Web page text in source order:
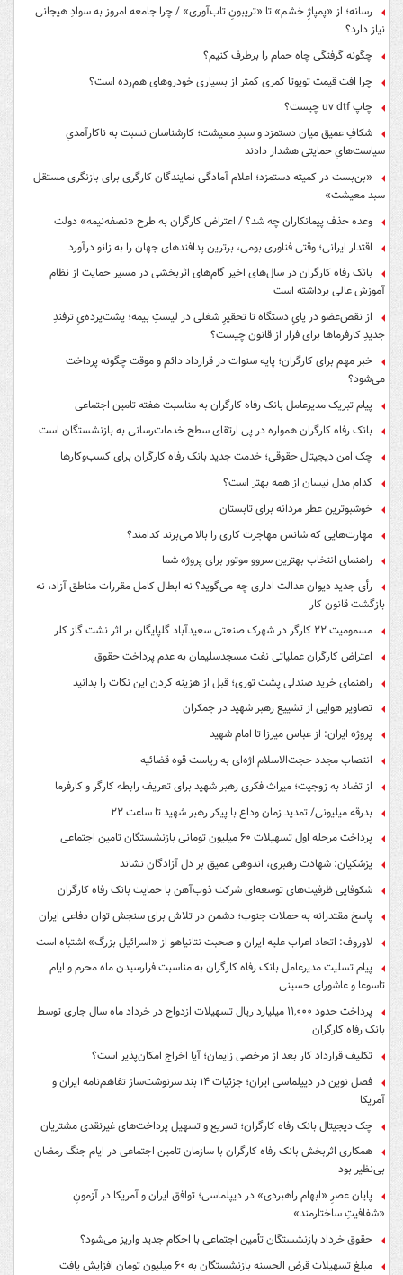
رسانه؛ از «پمپاژِ خشم» تا «تریبونِ تاب‌آوری» / چرا جامعه امروز به سوادِ هیجانی
نیاز دارد؟
چگونه گرفتگی چاه حمام را برطرف کنیم؟
چرا افت قیمت تویوتا کمری کمتر از بسیاری خودروهای هم‌رده است؟
چاپ uv dtf چیست؟
شکافِ عمیق میان دستمزد و سبدِ معیشت؛ کارشناسان نسبت به ناکارآمدیِ
سیاست‌هایِ حمایتی هشدار دادند
«بن‌بست در کمیته دستمزد؛ اعلام آمادگی نمایندگان کارگری برای بازنگری مستقل
سبد معیشت»
وعده حذف پیمانکاران چه شد؟ / اعتراض کارگران به طرح «نصفه‌نیمه» دولت
اقتدار ایرانی؛ وقتی فناوری بومی، برترین پدافندهای جهان را به زانو درآورد
بانک رفاه کارگران در سال‌های اخیر گام‌های اثربخشی در مسیر حمایت از نظام
آموزش عالی برداشته است
از نقص‌عضو در پایِ دستگاه تا تحقیرِ شغلی در لیستِ بیمه؛ پشت‌پرده‌یِ ترفندِ
جدیدِ کارفرماها برای فرار از قانون چیست؟
خبر مهم برای کارگران؛ پایه سنوات در قرارداد دائم و موقت چگونه پرداخت
می‌شود؟
پیام تبریک مدیرعامل بانک رفاه کارگران به مناسبت هفته تامین اجتماعی
بانک رفاه کارگران همواره در پی ارتقای سطح خدمات‌رسانی به بازنشستگان است
چک امن دیجیتال حقوقی؛ خدمت جدید بانک رفاه کارگران برای کسب‌وکارها
کدام مدل نیسان از همه بهتر است؟
خوشبوترین عطر مردانه برای تابستان
مهارت‌هایی که شانس مهاجرت کاری را بالا می‌برند کدامند؟
راهنمای انتخاب بهترین سروو موتور برای پروژه شما
رأی جدید دیوان عدالت اداری چه می‌گوید؟ نه ابطال کامل مقررات مناطق آزاد، نه
بازگشت قانون کار
مسمومیت ۲۲ کارگر در شهرک صنعتی سعیدآباد گلپایگان بر اثر نشت گاز کلر
اعتراض کارگران عملیاتی نفت مسجدسلیمان به عدم پرداخت حقوق
راهنمای خرید صندلی پشت توری؛ قبل از هزینه کردن این نکات را بدانید
تصاویر هوایی از تشییع رهبر شهید در جمکران
پروژه ایران: از عباس میرزا تا امام شهید
انتصاب مجدد حجت‌الاسلام اژه‌ای به ریاست قوه‌ قضائیه
از تضاد به زوجیت؛ میراث فکری رهبر شهید برای تعریف رابطه کارگر و کارفرما
بدرقه میلیونی/ تمدید زمان وداع با پیکر رهبر شهید تا ساعت ۲۲
پرداخت مرحله اول تسهیلات ۶۰ میلیون تومانی بازنشستگان تامین اجتماعی
پزشکیان: شهادت رهبری، اندوهی عمیق بر دل آزادگان نشاند
شکوفایی ظرفیت‌های توسعه‌ای شرکت ذوب‌آهن با حمایت‌ بانک رفاه کارگران
پاسخ مقتدرانه به حملات جنوب؛ دشمن در تلاش برای سنجش توان دفاعی ایران
لاوروف: اتحاد اعراب علیه ایران و صحبت نتانیاهو از «اسرائیل بزرگ» اشتباه است
پیام تسلیت مدیرعامل بانک رفاه کارگران به مناسبت فرارسیدن ماه محرم و ایام
تاسوعا و عاشورای حسینی
پرداخت حدود ۱۱,۰۰۰ میلیارد ریال تسهیلات ازدواج در خرداد ماه سال جاری توسط
بانک رفاه کارگران
تکلیف قرارداد کار بعد از مرخصی زایمان؛ آیا اخراج امکان‌پذیر است؟
فصل نوین در دیپلماسی ایران؛ جزئیات ۱۴ بند سرنوشت‌ساز تفاهم‌نامه ایران و
آمریکا
چک دیجیتال بانک رفاه کارگران؛ تسریع و تسهیل پرداخت‌های غیرنقدی مشتریان
همکاری اثربخش بانک رفاه کارگران با سازمان تامین اجتماعی در ایام جنگ رمضان
بی‌نظیر بود
پایان عصرِ «ابهام راهبردی» در دیپلماسی؛ توافق ایران و آمریکا در آزمونِ
«شفافیتِ ساختارمند»
حقوق خرداد بازنشستگان تأمین اجتماعی با احکام جدید واریز می‌شود؟
مبلغ تسهیلات قرض الحسنه بازنشستگان به ۶۰ میلیون تومان افزایش یافت